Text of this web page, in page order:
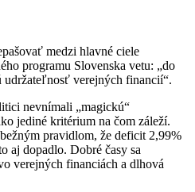
medzi hlavné ciele
programu Slovenska vetu: „do
verejných financií“.
nevnímali „magickú“
jediné kritérium na čom záleží.
pravidlom, že deficit 2,99%
aj dopadlo. Dobré časy sa
verejných financiách a dlhová